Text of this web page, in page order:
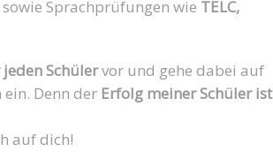
sowie Sprachprüfungen wie TELC,
Schülervor und gehe dabei auf
Denn der Erfolg meiner Schüler ist
auf dich!